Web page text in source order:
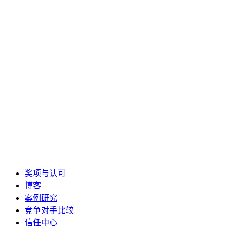
奖项与认可
博客
案例研究
竞争对手比较
信任中心